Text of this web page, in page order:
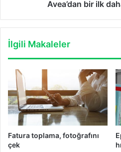
Avea’dan bir ilk
İlgili Makaleler
Fatura toplama, fotoğrafını
çek